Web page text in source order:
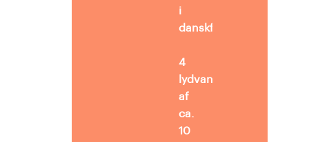
i
danskfaget.
4
lydvandringer
af
ca.
10